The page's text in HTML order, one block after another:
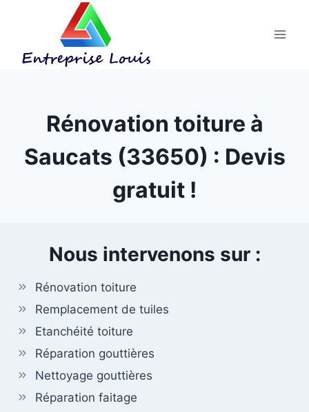
Rénovation toiture à
Saucats (33650) : Devis
gratuit !
Nous intervenons sur :
Rénovation toiture
Remplacement de tuiles
Etanchéité toiture
Réparation gouttières
Nettoyage gouttières
Réparation faitage